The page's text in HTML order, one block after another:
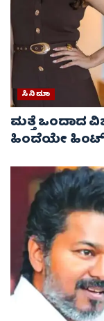
ಸಿನಿಮಾ
ಮತ್ತೆ ಒಂದಾದ
ಹಿಂದೆಯೇ ಹಿಂಟ್